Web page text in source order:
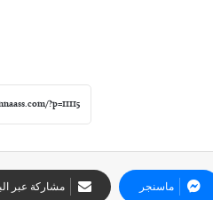
ماسنجر مشاركة عبر